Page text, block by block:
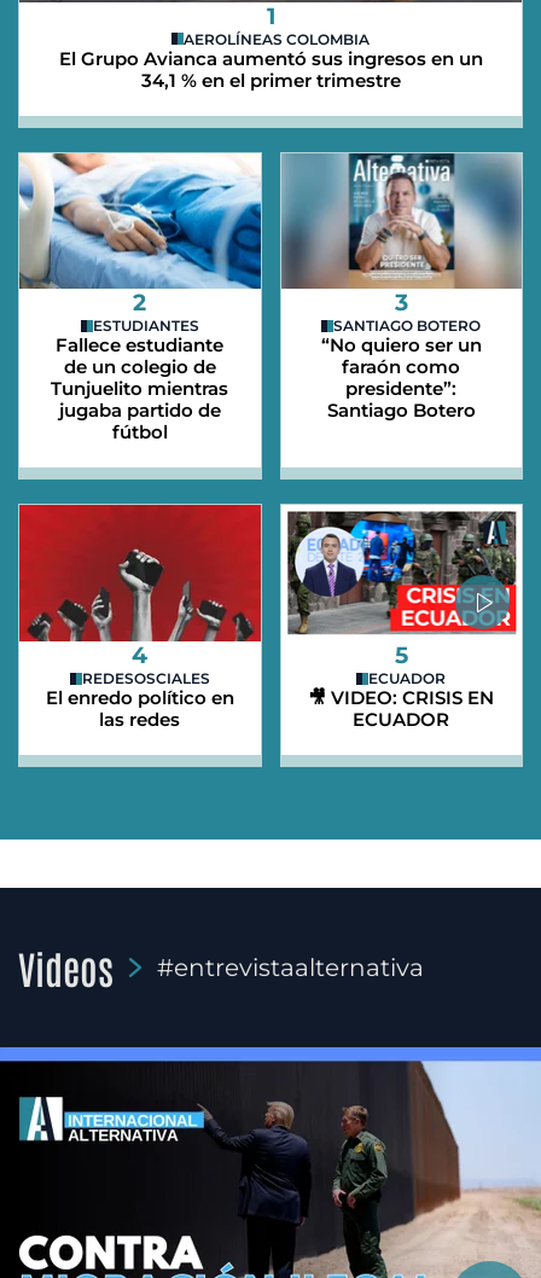
1
AEROLÍNEAS COLOMBIA
El Grupo Avianca aumentó sus ingresos en un
34,1 % en el primer trimestre
2
ESTUDIANTES
Fallece estudiante
de un colegio de
Tunjuelito mientras
jugaba partido de
fútbol
3
SANTIAGO BOTERO
“No quiero ser un
faraón como
presidente”:
Santiago Botero
4
REDESOSCIALES
El enredo político en
las redes
5
ECUADOR
🎥 VIDEO: CRISIS EN
ECUADOR
Videos #entrevistaalternativa